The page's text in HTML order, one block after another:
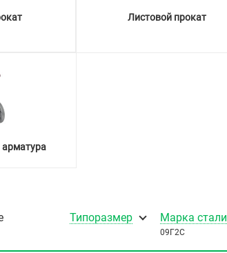
Листовой прокат
Типоразмер Марка стали
09Г2С